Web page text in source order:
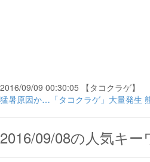
2016/09/09 00:30:05 【タコクラゲ】
猛暑原因か…「タコクラゲ」大量発生
2016/09/08の人気キー